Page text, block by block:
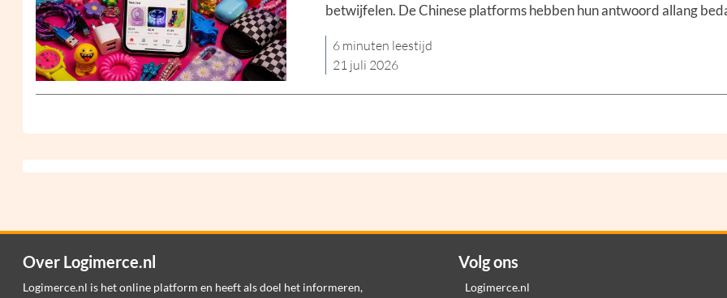
betwijfelen. De Chinese platforms hebben hun antwoord allang
6 minuten leestijd
21 juli 2026
Over Logimerce.nl
Logimerce.nl is het online platform en heeft als doel het informeren,
Volg ons
Logimerce.nl